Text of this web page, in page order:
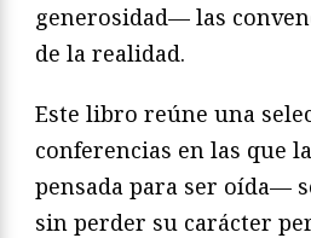
generosidad— las
de la realidad.
Este libro reúne una
conferencias en las que
pensada para ser oída—
sin perder su carácter